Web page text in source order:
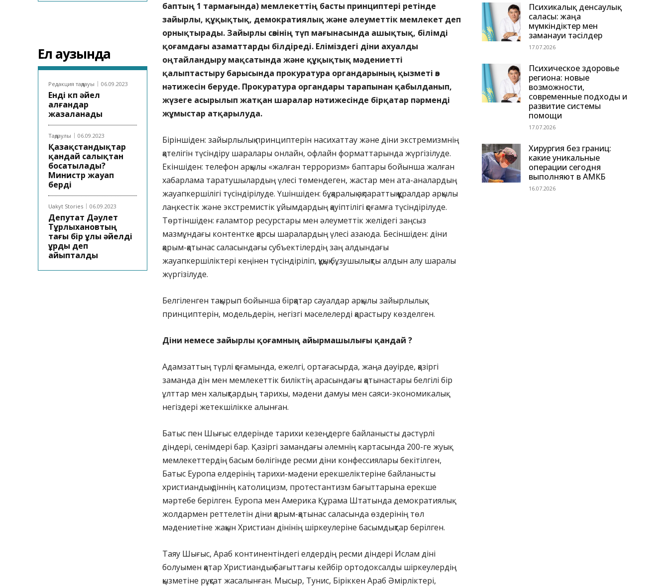
Ел аузында
Редакция таңдауы 06.09.2023
Енді көп әйел
алғандар
жазаланады
Таңдаулы 06.09.2023
Қазақстандықтар
қандай салықтан
босатылады?
Министр жауап
берді
Uakyt Stories 06.09.2023
Депутат Дәулет
Тұрлыхановтың
тағы бір ұлы әйелді
ұрды деп
айыпталды
баптың 1 тармағында) мемлекеттің басты принциптері ретінде
зайырлы, құқықтық, демократиялық және әлеуметтік мемлекет деп
орнықтырады. Зайырлы сөзінің түп мағынасында ашықтық, білімді
қоғамдағы азаматтарды білдіреді. Еліміздегі діни ахуалды
оңтайландыру мақсатында және құқықтық мәдениетті
қалыптастыру барысында прокуратура органдарының қызметі өз
нәтижесін беруде. Прокуратура органдары тарапынан қабылданып,
жүзеге асырылып жатқан шаралар нәтижесінде бірқатар пәрменді
жұмыстар атқарылуда.
Біріншіден: зайырлылық принциптерін насихаттау және діни экстремизмнің
қателігін түсіндіру шаралары онлайн, офлайн форматтарында жүргізілуде.
Екіншіден: телефон арқылы «жалған терроризм» баптары бойынша жалған
хабарлама таратушылардың үлесі төмендеген, жастар мен ата-аналардың
жауапкершілігі түсіндірілуде. Үшіншіден: бұқаралық ақпараттық құралдар арқылы
лаңкестік және экстремистік ұйымдардың қауіптілігі қоғамға түсіндірілуде.
Төртіншіден: ғаламтор ресурстары мен әлеуметтік желідегі заңсыз
мазмұндағы контентке қарсы шаралардың үлесі азаюда. Бесіншіден: діни
қарым-қатынас саласындағы субъектілердің заң алдындағы
жауапкершіліктері кеңінен түсіндіріліп, құқық бұзушылықты алдын алу шаралы
жүргізілуде.
Белгіленген тақырып бойынша бірқатар сауалдар арқылы зайырлылық
принциптерін, модельдерін, негізгі мәселелерді қарастыру көзделген.
Діни немесе зайырлы қоғамның айырмашылығы қандай ?
Адамзаттың түрлі қоғамында, ежелгі, ортағасырда, жаңа дәуірде, қазіргі
заманда дін мен мемлекеттік биліктің арасындағы қатынастары белгілі бір
ұлттар мен халықтардың тарихы, мәдени дамуы мен саяси-экономикалық
негіздері жетекшілікке алынған.
Батыс пен Шығыс елдерінде тарихи кезеңдерге байланысты дәстүрлі
діндері, сенімдері бар. Қазіргі замандағы әлемнің картасында 200-ге жуық
мемлекеттердің басым бөлігінде ресми діни конфессиялары бекітілген,
Батыс Еуропа елдерінің тарихи-мәдени ерекшеліктеріне байланысты
христиандық діннің католицизм, протестантизм бағыттарына ерекше
мәртебе берілген. Еуропа мен Америка Құрама Штатында демократиялық
жолдармен реттелетін діни қарым-қатынас саласында өздерінің төл
мәдениетіне жақын Христиан дінінің шіркеулеріне басымдықтар берілген.
Таяу Шығыс, Араб континентіндегі елдердің ресми діндері Ислам діні
болуымен қатар Христиандық бағыттағы кейбір ортодоксалды шіркеулердің
қызметіне рұқсат жасалынған. Мысыр, Тунис, Біріккен Араб Әмірліктері,
Психикалық денсаулық
саласы: жаңа
мүмкіндіктер мен
заманауи тәсілдер
17.07.2026
Психическое здоровье
региона: новые
возможности,
современные подходы и
развитие системы
помощи
17.07.2026
Хирургия без границ:
какие уникальные
операции сегодня
выполняют в АМКБ
16.07.2026